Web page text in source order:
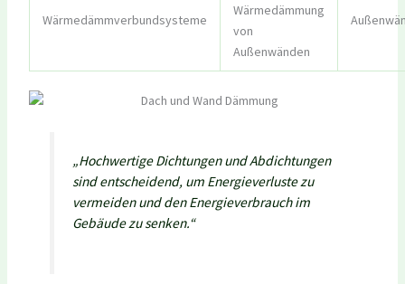
Wärmedämmverbundsysteme
Wärmedämmung
von
Außenwänden
„Hochwertige Dichtungen und Abdichtungen
sind entscheidend, um Energieverluste zu
vermeiden und den Energieverbrauch im
Gebäude zu senken.“